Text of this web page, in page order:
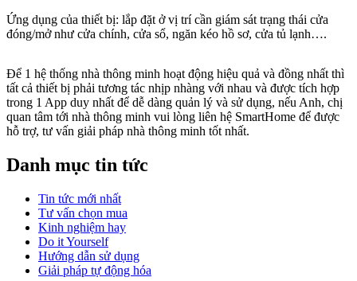
Ứng dụng của thiết bị: lắp đặt ở vị trí cần giám sát trạng thái cửa
đóng/mở như cửa chính, cửa sổ, ngăn kéo hồ sơ, cửa tủ lạnh….
Để 1 hệ thống nhà thông minh hoạt động hiệu quả và đồng nhất thì
tất cả thiết bị phải tương tác nhịp nhàng với nhau và được tích hợp
trong 1 App duy nhất để dễ dàng quản lý và sử dụng, nếu Anh, chị
quan tâm tới nhà thông minh vui lòng liên hệ SmartHome để được
hỗ trợ, tư vấn giải pháp nhà thông minh tốt nhất.
Danh mục tin tức
Tin tức mới nhất
Tư vấn chọn mua
Kinh nghiệm hay
Do it Yourself
Hướng dẫn sử dụng
Giải pháp tự động hóa